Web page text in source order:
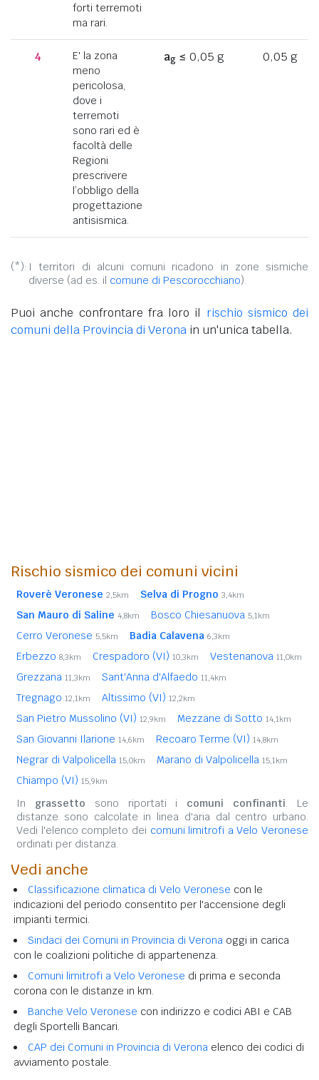
forti terremoti
ma rari.
4
E' la zona
meno
pericolosa,
dove i
terremoti
sono rari ed è
facoltà delle
Regioni
prescrivere
l’obbligo della
progettazione
antisismica.
ag≤ 0,05 g 0,05 g
(*): I territori di alcuni comuni ricadono in zone sismiche
diverse (ad es. il comune di Pescorocchiano).
Puoi anche confrontare fra loro il rischio sismico dei
comuni della Provincia di Verona in un'unica tabella.
Rischio sismico dei comuni vicini
Roverè Veronese 2,5km Selva di Progno 3,4km
San Mauro di Saline 4,8km Bosco Chiesanuova 5,1km
Cerro Veronese 5,5km Badia Calavena 6,3km
Erbezzo 8,3km Crespadoro (VI) 10,3km Vestenanova 11,0km
Grezzana 11,3km Sant'Anna d'Alfaedo 11,4km
Tregnago 12,1km Altissimo (VI) 12,2km
San Pietro Mussolino (VI) 12,9km Mezzane di Sotto 14,1km
San Giovanni Ilarione 14,6km Recoaro Terme (VI) 14,8km
Negrar di Valpolicella 15,0km Marano di Valpolicella 15,1km
Chiampo (VI) 15,9km
In grassetto sono riportati i comuni confinanti. Le
distanze sono calcolate in linea d'aria dal centro urbano.
Vedi l'elenco completo dei comuni limitrofi a Velo Veronese
ordinati per distanza.
Vedi anche
Classificazione climatica di Velo Veronese con le
indicazioni del periodo consentito per l'accensione degli
impianti termici.
Sindaci dei Comuni in Provincia di Verona oggi in carica
con le coalizioni politiche di appartenenza.
Comuni limitrofi a Velo Veronese di prima e seconda
corona con le distanze in km.
Banche Velo Veronese con indirizzo e codici ABI e CAB
degli Sportelli Bancari.
CAP dei Comuni in Provincia di Verona elenco dei codici di
avviamento postale.